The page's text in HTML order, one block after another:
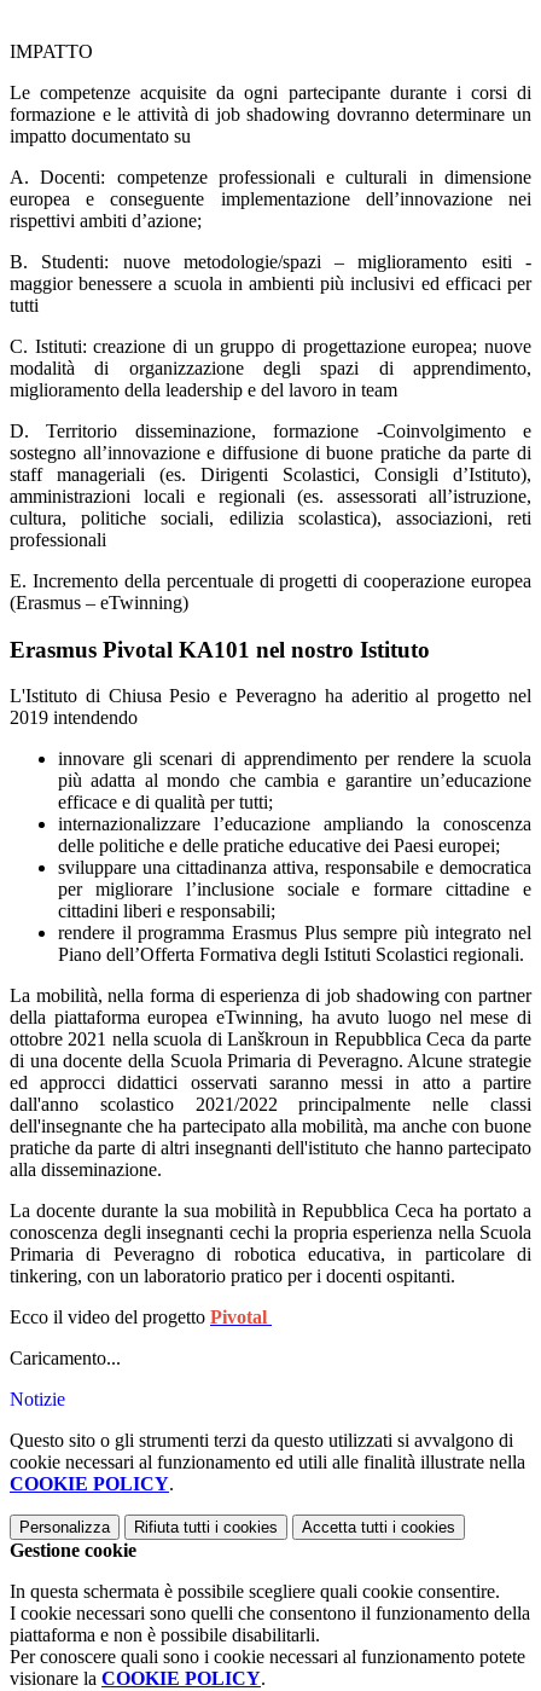
IMPATTO
Le competenze acquisite da ogni partecipante durante i corsi di
formazione e le attività di job shadowing dovranno determinare un
impatto documentato su
A. Docenti: competenze professionali e culturali in dimensione
europea e conseguente implementazione dell’innovazione nei
rispettivi ambiti d’azione;
B. Studenti: nuove metodologie/spazi – miglioramento esiti -
maggior benessere a scuola in ambienti più inclusivi ed efficaci per
tutti
C. Istituti: creazione di un gruppo di progettazione europea; nuove
modalità di organizzazione degli spazi di apprendimento,
miglioramento della leadership e del lavoro in team
D. Territorio disseminazione, formazione -Coinvolgimento e
sostegno all’innovazione e diffusione di buone pratiche da parte di
staff manageriali (es. Dirigenti Scolastici, Consigli d’Istituto),
amministrazioni locali e regionali (es. assessorati all’istruzione,
cultura, politiche sociali, edilizia scolastica), associazioni, reti
professionali
E. Incremento della percentuale di progetti di cooperazione europea
(Erasmus – eTwinning)
Erasmus Pivotal KA101 nel nostro Istituto
L'Istituto di Chiusa Pesio e Peveragno ha aderitio al progetto nel
2019 intendendo
innovare gli scenari di apprendimento per rendere la scuola
più adatta al mondo che cambia e garantire un’educazione
efficace e di qualità per tutti;
internazionalizzare l’educazione ampliando la conoscenza
delle politiche e delle pratiche educative dei Paesi europei;
sviluppare una cittadinanza attiva, responsabile e democratica
per migliorare l’inclusione sociale e formare cittadine e
cittadini liberi e responsabili;
rendere il programma Erasmus Plus sempre più integrato nel
Piano dell’Offerta Formativa degli Istituti Scolastici regionali.
La mobilità, nella forma di esperienza di job shadowing con partner
della piattaforma europea eTwinning, ha avuto luogo nel mese di
ottobre 2021 nella scuola di Lanškroun in Repubblica Ceca da parte
di una docente della Scuola Primaria di Peveragno. Alcune strategie
ed approcci didattici osservati saranno messi in atto a partire
dall'anno scolastico 2021/2022 principalmente nelle classi
dell'insegnante che ha partecipato alla mobilità, ma anche con buone
pratiche da parte di altri insegnanti dell'istituto che hanno partecipato
alla disseminazione.
La docente durante la sua mobilità in Repubblica Ceca ha portato a
conoscenza degli insegnanti cechi la propria esperienza nella Scuola
Primaria di Peveragno di robotica educativa, in particolare di
tinkering, con un laboratorio pratico per i docenti ospitanti.
Ecco il video del progetto Pivotal
Caricamento...
Notizie
Questo sito o gli strumenti terzi da questo utilizzati si avvalgono di
cookie necessari al funzionamento ed utili alle finalità illustrate nella
COOKIE POLICY.
Personalizza Rifiuta tutti i cookies Accetta tutti i cookies
Gestione cookie
In questa schermata è possibile scegliere quali cookie consentire.
I cookie necessari sono quelli che consentono il funzionamento della
piattaforma e non è possibile disabilitarli.
Per conoscere quali sono i cookie necessari al funzionamento potete
visionare la COOKIE POLICY.